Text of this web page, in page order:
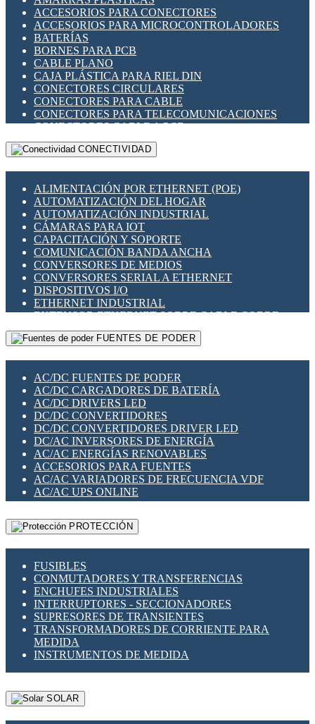
INDICADORES PARA PANEL
INTERFACES DE RELÉ
INTERRUPTORES FIN DE CARRERA
LLAVES CONMUTADORAS
MEDIDORES DE ENERGÍA Y TC'S DE CORRIENTE
MOTORES PASO A PASO
PANTALLAS HMI
PLC -CONTROLADORES LÓGICO PROGRAMABLES
PROGRAMADORES DE HORARIO
RELÉS DE PROTECCIÓN
SENSORES CAPACITIVOS
SENSORES INDUCTIVOS
TEMPORIZADORES
VARIACS
VARIADORES DE FRECUENCIA [VDF]
SECCIONADORES - INTERRUPTORES
MAQUINARIA
ACCESORIOS PARA CONECTORES
ACCESORIOS PARA MICROCONTROLADORES
BATERÍAS
BORNES PARA PCB
CABLE PLANO
CAJA PLÁSTICA PARA RIEL DIN
CONECTORES CIRCULARES
CONECTORES PARA CABLE
CONECTORES PARA TELECOMUNICACIONES
CONECTORES CABLE A PCB
CONECTORES PCB A CABLE
DIP SWITCHES
HERRAMIENTAS VARIAS
ILUMINACIÓN LED
INTERRUPTORES REED
INTERFACES DE RELÉ
OTROS RELÉS
PROTECCIÓN TÉRMICA
RELÉS AUTOMOTRICES
RELÉS DE SEÑAL
RELÉS DE ESTADO SÓLIDO SSR
RELÉS INDUSTRIALES
RELÉS MINIATURA DE POTENCIA
SENSORES MAGNÉTICOS
SWITCH Y MICROSWITCH
TARJETAS PI
UNIÓN Y DERIVACIÓN DE CABLE
CONECTIVIDAD
ALIMENTACIÓN POR ETHERNET (POE)
AUTOMATIZACIÓN DEL HOGAR
AUTOMATIZACIÓN INDUSTRIAL
CÁMARAS PARA IOT
CAPACITACIÓN Y SOPORTE
COMUNICACIÓN BANDA ANCHA
CONVERSORES DE MEDIOS
CONVERSORES SERIAL A ETHERNET
DISPOSITIVOS I/O
ETHERNET INDUSTRIAL
EXTENSOR ETHERNET SOBRE CABLE COBRE
GATEWAY LORAWAN
GESTIÓN DE REDES
PLACAS MODULARES IOT
SWITCHES Y REDES WIFI
SOLUCIONES IOT
SOLUCIONES LORAWAN
SOLUCIONES RED CELULAR
SEGURIDAD PARA REDES
SWITCHES LAN
TELEFONÍA IP (VOIP)
VIGILANCIA IP (CCTV)
MESHTASTIC
FUENTES DE PODER
AC/DC FUENTES DE PODER
AC/DC CARGADORES DE BATERÍA
AC/DC DRIVERS LED
DC/DC CONVERTIDORES
DC/DC CONVERTIDORES DRIVER LED
DC/AC INVERSORES DE ENERGÍA
AC/AC ENERGÍAS RENOVABLES
ACCESORIOS PARA FUENTES
AC/AC VARIADORES DE FRECUENCIA VDF
AC/AC UPS ONLINE
PROTECCIÓN
FUSIBLES
CONMUTADORES Y TRANSFERENCIAS
ENCHUFES INDUSTRIALES
INTERRUPTORES - SECCIONADORES
SUPRESORES DE TRANSIENTES
TRANSFORMADORES DE CORRIENTE PARA
MEDIDA
INSTRUMENTOS DE MEDIDA
SOLAR